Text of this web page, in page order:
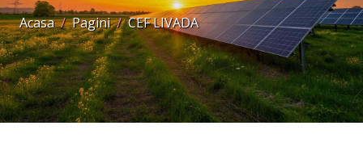
Acasa Pagini CEF LIVADA